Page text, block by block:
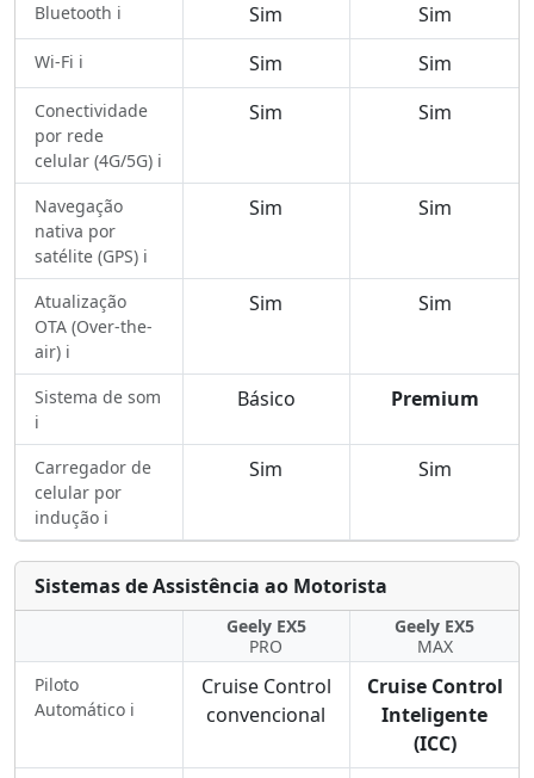
Bluetooth ℹ️ Sim Sim
Wi-Fi ℹ️ Sim Sim
Conectividade
por rede
celular (4G/5G) ℹ️
Sim Sim
Navegação
nativa por
satélite (GPS) ℹ️
Sim Sim
Atualização
OTA (Over-the-
air) ℹ️
Sim Sim
Sistema de som
ℹ️
Básico Premium
Carregador de
celular por
indução ℹ️
Sim Sim
Sistemas de Assistência ao Motorista
Geely EX5
PRO
Geely EX5
MAX
Piloto
Automático ℹ️
Cruise Control
convencional
Cruise Control
Inteligente
(ICC)